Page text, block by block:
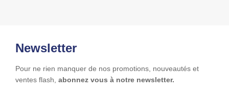
Newsletter
Pour ne rien manquer de nos promotions, nouveautés et
ventes flash, abonnez vous à notre newsletter.